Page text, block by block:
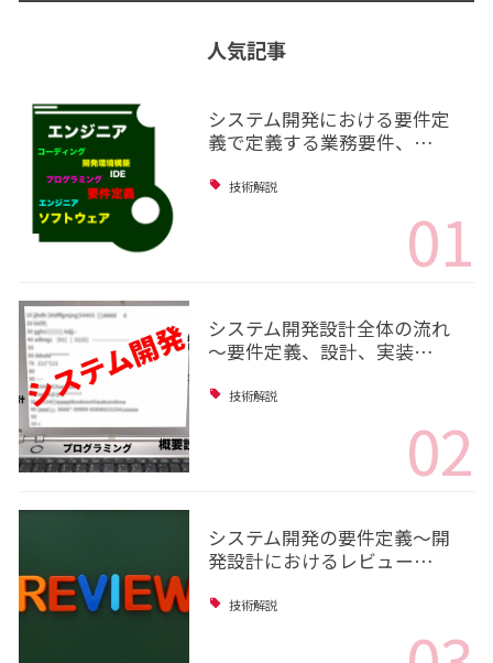
人気記事
システム開発における要件定
義で定義する業務要件、…
技術解説
01
システム開発設計全体の流れ
～要件定義、設計、実装…
技術解説
02
システム開発の要件定義～開
発設計におけるレビュー…
技術解説